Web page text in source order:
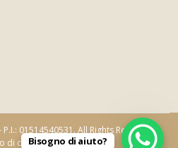
01514540531. All Rights Reserved.
di comunicazione Ecista
Bisogno di aiuto?